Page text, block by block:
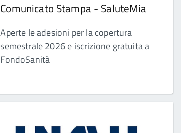
Comunicato Stampa - SaluteMia
Aperte le adesioni per la copertura
semestrale 2026 e iscrizione gratuita a
FondoSanità